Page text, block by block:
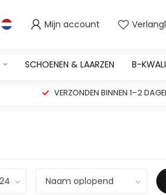
Mijn account
SCHOENEN & LAARZEN B-
VERZONDEN BINNEN 1–2